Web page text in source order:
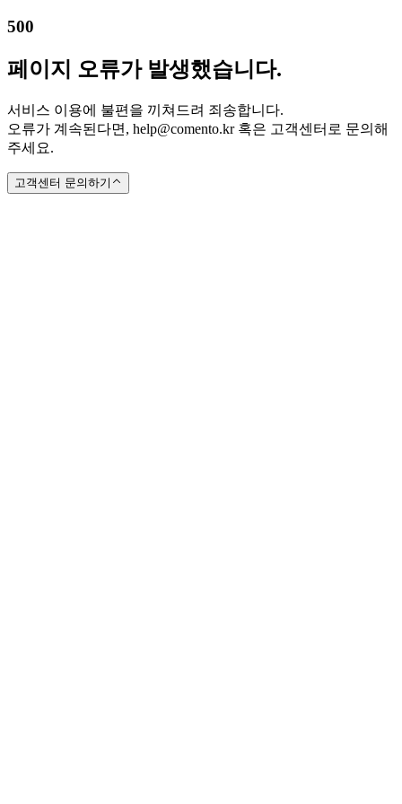
500
페이지 오류가 발생했습니다.
서비스 이용에 불편을 끼쳐드려 죄송합니다.
오류가 계속된다면, help@comento.kr 혹은 고객센터로 문의해
주세요.
고객센터 문의하기